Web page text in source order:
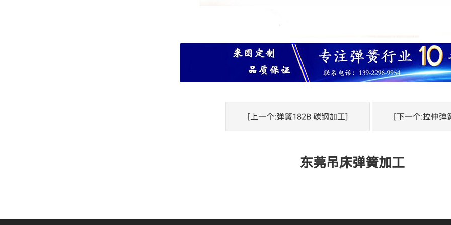
[上一个:弹簧182B 碳钢加工] [下一个:拉伸弹
东莞吊床弹簧加工